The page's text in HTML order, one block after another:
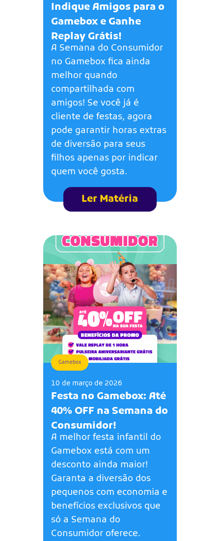
Indique Amigos para o
Gamebox e Ganhe
Replay Grátis!
A Semana do Consumidor
no Gamebox fica ainda
melhor quando
compartilhada com
amigos! Se você já é
cliente de festas, agora
pode garantir horas extras
de diversão para seus
filhos apenas por indicar
quem você gosta.
Ler Matéria
Gamebox
10 de março de 2026
Festa no Gamebox: Até
40% OFF na Semana do
Consumidor!
A melhor festa infantil do
Gamebox está com um
desconto ainda maior!
Garanta a diversão dos
pequenos com economia e
benefícios exclusivos que
só a Semana do
Consumidor oferece.